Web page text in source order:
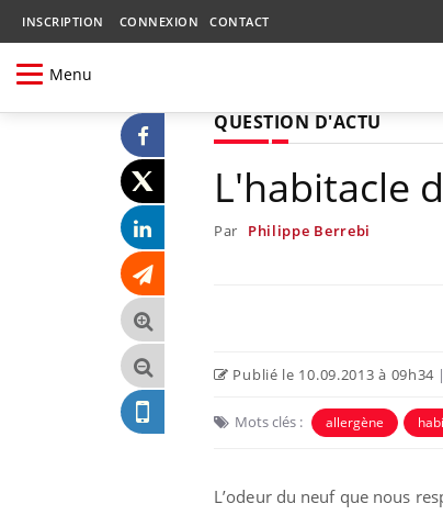
INSCRIPTION CONNEXION CONTACT
Menu
QUESTION D'ACTU
L'habitacle
Par Philippe Berrebi
Publié le 10.09.2013 à 09h34
Mots clés : allergène
L’odeur du neuf que nous